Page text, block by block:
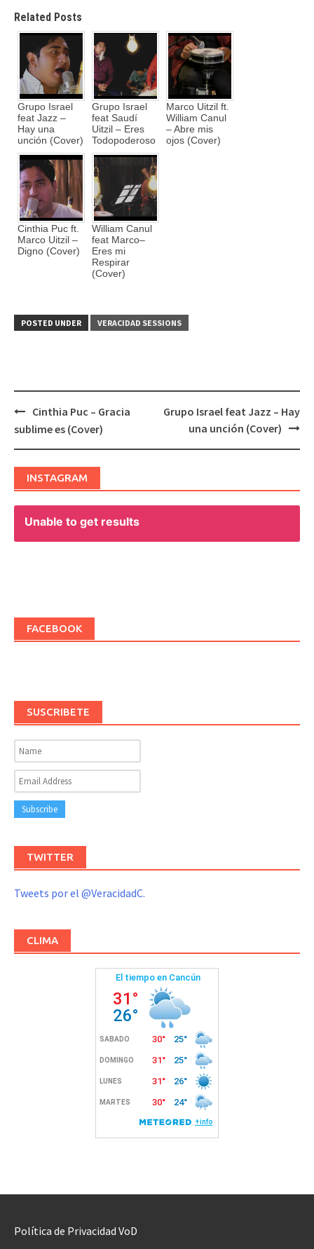
Related Posts
Grupo Israel
feat Jazz –
Hay una
unción (Cover)
Grupo Israel
feat Saudí
Uitzil – Eres
Todopoderoso
Marco Uitzil ft.
William Canul
– Abre mis
ojos (Cover)
Cinthia Puc ft.
Marco Uitzil –
Digno (Cover)
William Canul
feat Marco–
Eres mi
Respirar
(Cover)
POSTED UNDER VERACIDAD SESSIONS
Post
navigation
Cinthia Puc – Gracia
sublime es (Cover)
Grupo Israel feat Jazz – Hay
una unción (Cover)
INSTAGRAM
Unable to get results
FACEBOOK
SUSCRIBETE
TWITTER
Tweets por el @VeracidadC.
CLIMA
Política de Privacidad VoD